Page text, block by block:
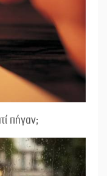
πήγαν;